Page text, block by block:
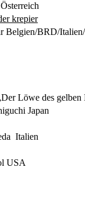
krepier
Belgien/BRD/
Löwe des gelben
Japan
Italien
USA